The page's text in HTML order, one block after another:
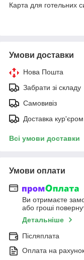
Карта для готельних
Умови доставки
Нова Пошта
Забрати зі складу
Самовивіз
Доставка кур'єром
Всі умови доставки
Умови оплати
Ви отримаєте
або гроші
Детальніше
Післяплата
Оплата на